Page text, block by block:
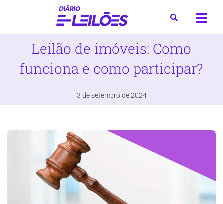
Leilão de imóveis: Como
funciona e como participar?
3 de setembro de 2024